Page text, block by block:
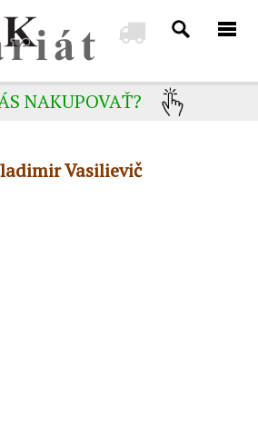
NAKUPOVAŤ?
Vasilievič